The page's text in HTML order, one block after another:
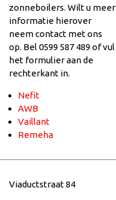
zonneboilers. Wilt u meer
informatie hierover
neem contact met ons
op. Bel 0599 587 489 of vul
het formulier aan de
rechterkant in.
Nefit
AWB
Vaillant
Remeha
Viaductstraat 84